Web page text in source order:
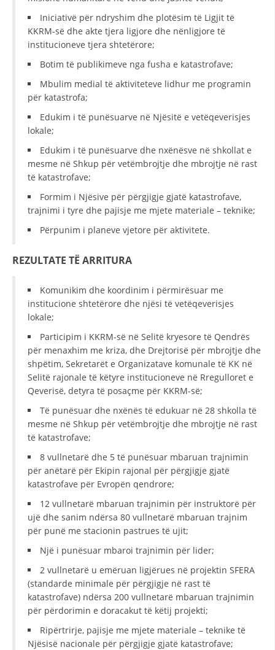
Iniciativë për ndryshim dhe plotësim të Ligjit të
KKRM-së dhe akte tjera ligjore dhe nënligjore të
institucioneve tjera shtetërore;
Botim të publikimeve nga fusha e katastrofave;
Mbulim medial të aktiviteteve lidhur me programin
për katastrofa;
Edukim i të punësuarve në Njësitë e vetëqeverisjes
lokale;
Edukim i të punësuarve dhe nxënësve në shkollat e
mesme në Shkup për vetëmbrojtje dhe mbrojtje në rast
të katastrofave;
Formim i Njësive për përgjigje gjatë katastrofave,
trajnimi i tyre dhe pajisje me mjete materiale – teknike;
Përpunim i planeve vjetore për aktivitete.
REZULTATE TË ARRITURA
Komunikim dhe koordinim i përmirësuar me
institucione shtetërore dhe njësi të vetëqeverisjes
lokale;
Participim i KKRM-së në Selitë kryesore të Qendrës
për menaxhim me kriza, dhe Drejtorisë për mbrojtje dhe
shpëtim, Sekretarët e Organizatave komunale të KK në
Selitë rajonale të këtyre institucioneve në Rregulloret e
Qeverisë, detyra të posaçme për KKRM-së;
Të punësuar dhe nxënës të edukuar në 28 shkolla të
mesme në Shkup për vetëmbrojtje dhe mbrojtje në rast
të katastrofave;
8 vullnetarë dhe 5 të punësuar mbaruan trajnimin
për anëtarë për Ekipin rajonal për përgjigje gjatë
katastrofave për Evropën qendrore;
12 vullnetarë mbaruan trajnimin për instruktorë për
ujë dhe sanim ndërsa 80 vullnetarë mbaruan trajnim
për punë me stacionin pastrues të ujit;
Një i punësuar mbaroi trajnimin për lider;
2 vullnetarë u emëruan ligjërues në projektin SFERA
(standarde minimale për përgjigje në rast të
katastrofave) ndërsa 200 vullnetarë mbaruan trajnimin
për përdorimin e doracakut të këtij projekti;
Ripërtrirje, pajisje me mjete materiale – teknike të
Njësisë nacionale për përgjigje gjatë katastrofave;